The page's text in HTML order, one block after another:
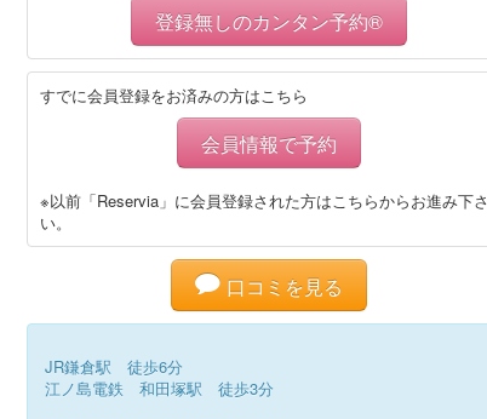
登録無しのカンタン予約®
すでに会員登録をお済みの方はこちら
会員情報で予約
※以前「Reservia」に会員登録された方はこちらからお進み下さ
い。
口コミを見る
JR鎌倉駅 徒歩6分
江ノ島電鉄 和田塚駅 徒歩3分